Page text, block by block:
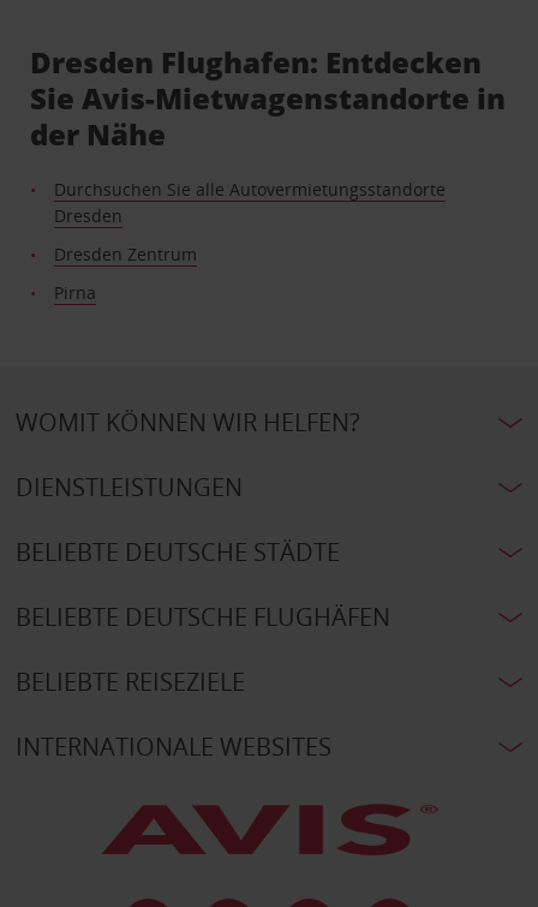
Dresden Flughafen: Entdecken
Sie Avis-Mietwagenstandorte in
der Nähe
Durchsuchen Sie alle Autovermietungsstandorte
Dresden
Dresden Zentrum
Pirna
WOMIT KÖNNEN WIR HELFEN?
DIENSTLEISTUNGEN
BELIEBTE DEUTSCHE STÄDTE
BELIEBTE DEUTSCHE FLUGHÄFEN
BELIEBTE REISEZIELE
INTERNATIONALE WEBSITES